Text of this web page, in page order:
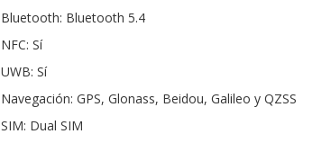
Bluetooth: Bluetooth 5.4
NFC: Sí
UWB: Sí
Navegación: GPS, Glonass, Beidou, Galileo y QZSS
SIM: Dual SIM